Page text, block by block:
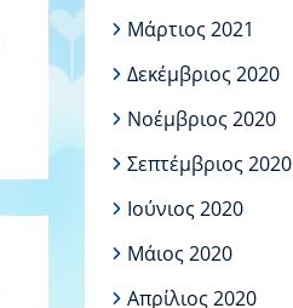
Μάρτιος 2021
Δεκέμβριος 2020
Νοέμβριος 2020
Σεπτέμβριος 2020
Ιούνιος 2020
Μάιος 2020
Απρίλιος 2020